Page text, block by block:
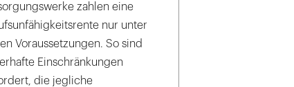
zahlen eine
nur unter
Voraussetzungen. So sind
Einschränkungen
die jegliche